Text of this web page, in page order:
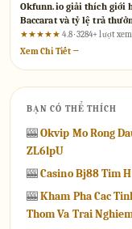
Okfunn.io giải thích giới
Baccarat và tỷ lệ trả
các cược phụ
★★★★★4.8 · 3284+ lượt xem
Xem Chi Tiết →
BẠN CÓ THỂ THÍCH
🎰Okvip Mo Rong
ZL6lpU
🎰Casino Bj88 Tim
🎰Kham Pha Cac
Thom Va Trai